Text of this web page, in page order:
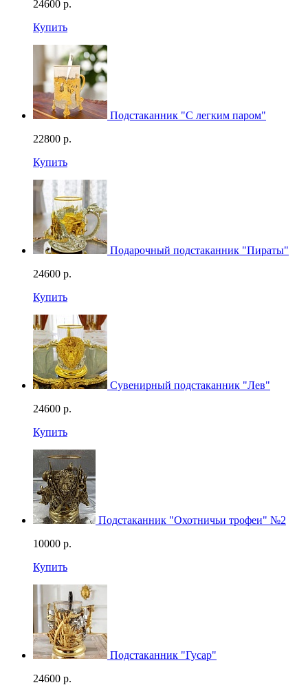
24600 р.
Купить
Подстаканник "С легким паром"
22800 р.
Купить
Подарочный подстаканник "Пираты"
24600 р.
Купить
Сувенирный подстаканник "Лев"
24600 р.
Купить
Подстаканник "Охотничьи трофеи" №2
10000 р.
Купить
Подстаканник "Гусар"
24600 р.